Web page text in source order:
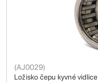
Ložisko čepu kyvné vidlice
(AJ0029)